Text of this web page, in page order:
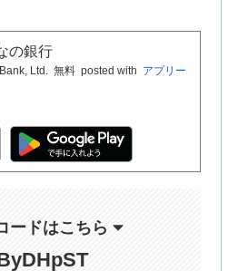
の銀行
Ltd. 無料 posted with アプリー
ードはこちら